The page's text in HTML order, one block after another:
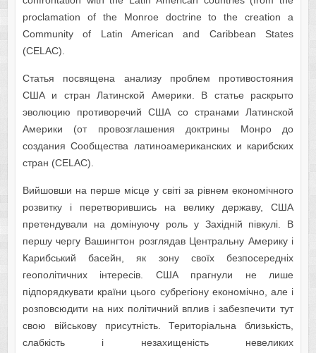
proclamation of the Monroe doctrine to the creation a
Community of Latin American and Caribbean States
(CELAC).
Статья посвящена анализу проблем противостояния
США и стран Латинской Америки. В статье раскрыто
эволюцию противоречий США со странами Латинской
Америки (от провозглашения доктрины Монро до
создания Сообщества латиноамериканских и карибских
стран (CELAC).
Вийшовши на перше місце у світі за рівнем економічного
розвитку і перетворившись на велику державу, США
претендували на домінуючу роль у Західній півкулі. В
першу чергу Вашингтон розглядав Центральну Америку і
Карибський басейн, як зону своїх безпосередніх
геополітичних інтересів. США прагнули не лише
підпорядкувати країни цього субрегіону економічно, але і
розповсюдити на них політичний вплив і забезпечити тут
свою військову присутність. Територіальна близькість,
слабкість і незахищеність невеликих